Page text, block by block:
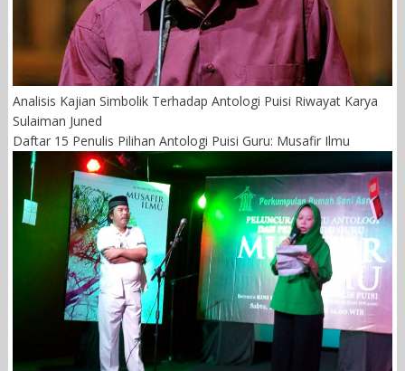
Analisis Kajian Simbolik Terhadap Antologi Puisi Riwayat Karya
Sulaiman Juned
Daftar 15 Penulis Pilihan Antologi Puisi Guru: Musafir Ilmu